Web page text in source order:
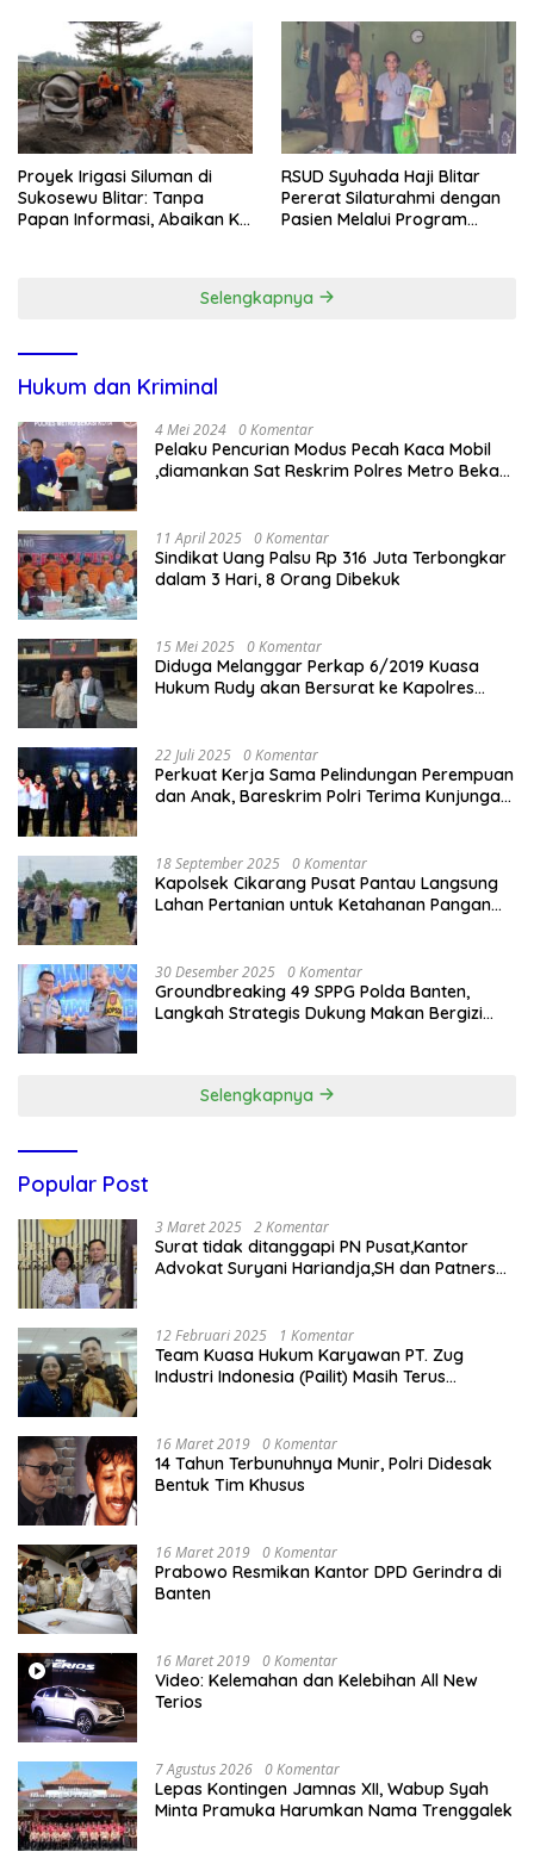
Pembangunan
Kondusivitas Wilayah
Proyek Irigasi Siluman di
Sukosewu Blitar: Tanpa
Papan Informasi, Abaikan K3,
RSUD Syuhada Haji Blitar
Pererat Silaturahmi dengan
Pasien Melalui Program
Selengkapnya
Hukum dan Kriminal
4 Mei 2024 0 Komentar
Pelaku Pencurian Modus Pecah Kaca Mobil
,diamankan Sat Reskrim Polres Metro Bekasi
11 April 2025 0 Komentar
Sindikat Uang Palsu Rp 316 Juta Terbongkar
dalam 3 Hari, 8 Orang Dibekuk
15 Mei 2025 0 Komentar
Diduga Melanggar Perkap 6/2019 Kuasa
Hukum Rudy akan Bersurat ke Kapolres
22 Juli 2025 0 Komentar
Perkuat Kerja Sama Pelindungan Perempuan
dan Anak, Bareskrim Polri Terima Kunjungan
18 September 2025 0 Komentar
Kapolsek Cikarang Pusat Pantau Langsung
Lahan Pertanian untuk Ketahanan Pangan
30 Desember 2025 0 Komentar
Groundbreaking 49 SPPG Polda Banten,
Langkah Strategis Dukung Makan Bergizi
Selengkapnya
Popular Post
3 Maret 2025 2 Komentar
Surat tidak ditanggapi PN Pusat,Kantor
Advokat Suryani Hariandja,SH dan Patners
12 Februari 2025 1 Komentar
Team Kuasa Hukum Karyawan PT. Zug
Industri Indonesia (Pailit) Masih Terus
16 Maret 2019 0 Komentar
14 Tahun Terbunuhnya Munir, Polri Didesak
Bentuk Tim Khusus
16 Maret 2019 0 Komentar
Prabowo Resmikan Kantor DPD Gerindra di
Banten
16 Maret 2019 0 Komentar
Video: Kelemahan dan Kelebihan All New
Terios
7 Agustus 2026 0 Komentar
Lepas Kontingen Jamnas XII, Wabup Syah
Minta Pramuka Harumkan Nama Trenggalek